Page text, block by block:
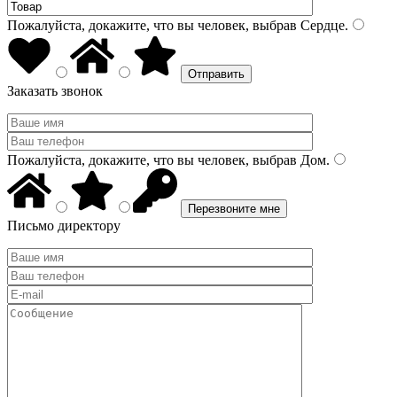
Пожалуйста, докажите, что вы человек, выбрав Сердце.
Заказать звонок
Пожалуйста, докажите, что вы человек, выбрав Дом.
Письмо директору